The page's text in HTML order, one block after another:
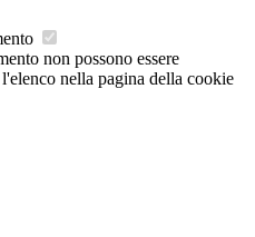
non possono essere
nella pagina della cookie